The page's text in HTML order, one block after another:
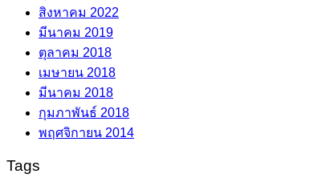
สิงหาคม 2022
มีนาคม 2019
ตุลาคม 2018
เมษายน 2018
มีนาคม 2018
กุมภาพันธ์ 2018
พฤศจิกายน 2014
Tags